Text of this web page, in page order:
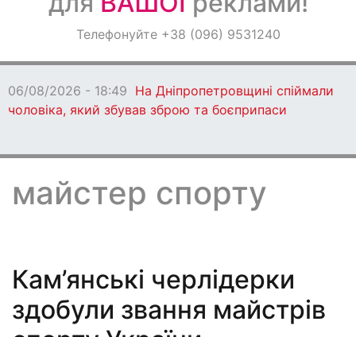
ОголошенняТелефонуйте +38 (096) 9531240
06/08/2026 - 18:47 Ворог протягом дня
бив по Дніпропетровщині: є загиблі
майстер спорту
Кам’янські черлідерки
здобули звання майстрів